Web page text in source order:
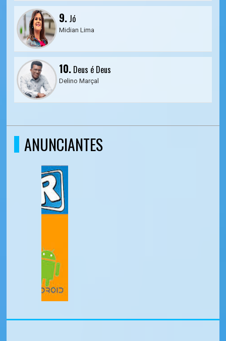
9. Jó
Midian Lima
10. Deus é Deus
Delino Marçal
ANUNCIANTES